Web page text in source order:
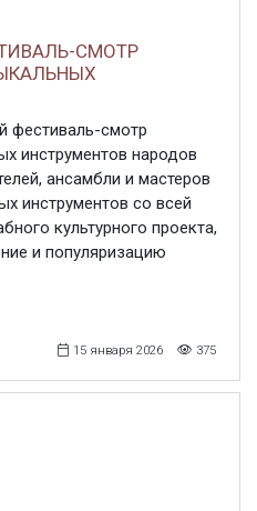
СМОТР
фестиваль-смотр
инструментов народов
ансамбли и мастеров
инструментов со всей
культурного проекта,
и популяризацию
15 января 2026 375